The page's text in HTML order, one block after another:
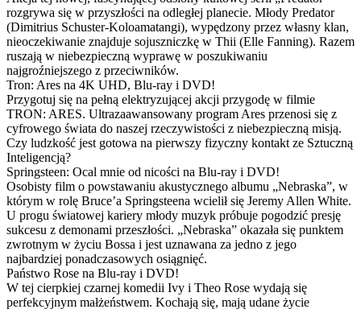
rozgrywa się w przyszłości na odległej planecie. Młody Predator
(Dimitrius Schuster-Koloamatangi), wypędzony przez własny klan,
nieoczekiwanie znajduje sojuszniczkę w Thii (Elle Fanning). Razem
ruszają w niebezpieczną wyprawę w poszukiwaniu
najgroźniejszego z przeciwników.
Tron: Ares na 4K UHD, Blu-ray i DVD!
Przygotuj się na pełną elektryzującej akcji przygodę w filmie
TRON: ARES. Ultrazaawansowany program Ares przenosi się z
cyfrowego świata do naszej rzeczywistości z niebezpieczną misją.
Czy ludzkość jest gotowa na pierwszy fizyczny kontakt ze Sztuczną
Inteligencją?
Springsteen: Ocal mnie od nicości na Blu-ray i DVD!
Osobisty film o powstawaniu akustycznego albumu „Nebraska”, w
którym w rolę Bruce’a Springsteena wcielił się Jeremy Allen White.
U progu światowej kariery młody muzyk próbuje pogodzić presję
sukcesu z demonami przeszłości. „Nebraska” okazała się punktem
zwrotnym w życiu Bossa i jest uznawana za jedno z jego
najbardziej ponadczasowych osiągnięć.
Państwo Rose na Blu-ray i DVD!
W tej cierpkiej czarnej komedii Ivy i Theo Rose wydają się
perfekcyjnym małżeństwem. Kochają się, mają udane życie